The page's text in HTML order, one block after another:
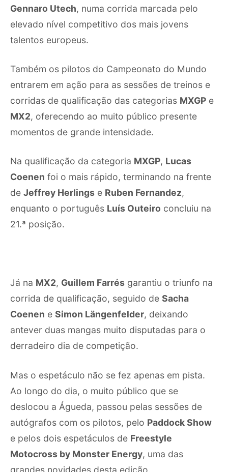
Gennaro Utech, numa corrida marcada pelo
elevado nível competitivo dos mais jovens
talentos europeus.
Também os pilotos do Campeonato do Mundo
entrarem em ação para as sessões de treinos e
corridas de qualificação das categorias MXGP e
MX2, oferecendo ao muito público presente
momentos de grande intensidade.
Na qualificação da categoria MXGP, Lucas
Coenen foi o mais rápido, terminando na frente
de Jeffrey Herlings e Ruben Fernandez,
enquanto o português Luís Outeiro concluiu na
21.ª posição.
Já na MX2, Guillem Farrés garantiu o triunfo na
corrida de qualificação, seguido de Sacha
Coenen e Simon Längenfelder, deixando
antever duas mangas muito disputadas para o
derradeiro dia de competição.
Mas o espetáculo não se fez apenas em pista.
Ao longo do dia, o muito público que se
deslocou a Águeda, passou pelas sessões de
autógrafos com os pilotos, pelo Paddock Show
e pelos dois espetáculos de Freestyle
Motocross by Monster Energy, uma das
grandes novidades desta edição.